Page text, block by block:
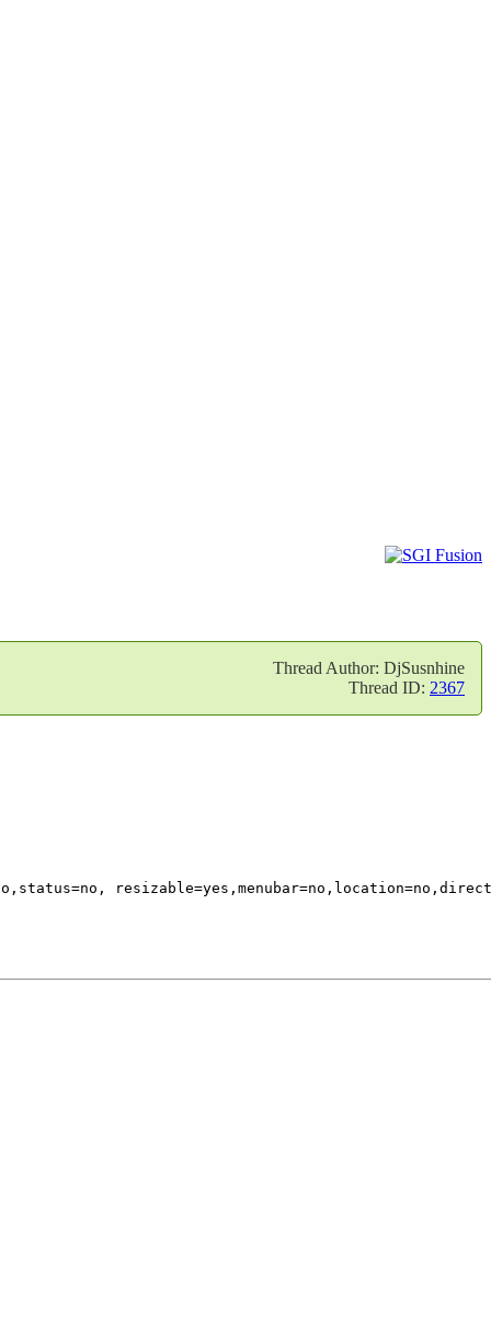
Thread Author: DjSusnhine
Thread ID: 2367